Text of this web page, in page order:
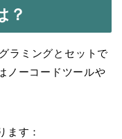
？
ラミングとセットで
ノーコードツールや
ます：